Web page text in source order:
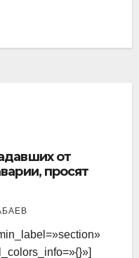
ОБЛАСТЬ
из
тешите», —
СКО
РАЙОНЫ
выделили на
котельных в
от
просят